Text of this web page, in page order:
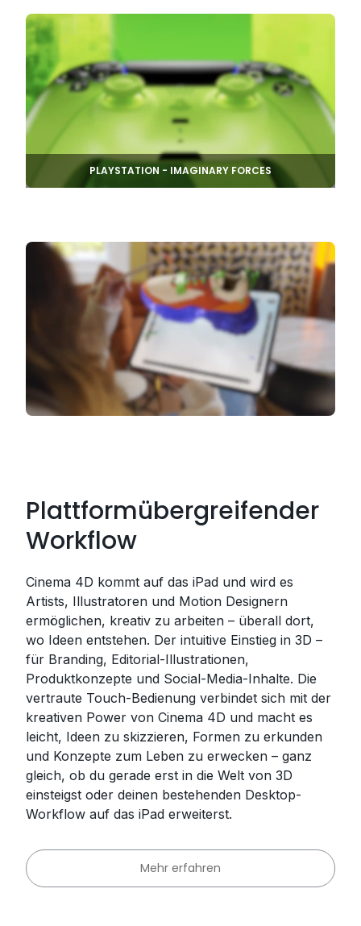
PLAYSTATION - IMAGINARY FORCES
Plattformübergreifender
Workflow
Cinema 4D kommt auf das iPad und wird es
Artists, Illustratoren und Motion Designern
ermöglichen, kreativ zu arbeiten – überall dort,
wo Ideen entstehen. Der intuitive Einstieg in 3D –
für Branding, Editorial-Illustrationen,
Produktkonzepte und Social-Media-Inhalte. Die
vertraute Touch-Bedienung verbindet sich mit der
kreativen Power von Cinema 4D und macht es
leicht, Ideen zu skizzieren, Formen zu erkunden
und Konzepte zum Leben zu erwecken – ganz
gleich, ob du gerade erst in die Welt von 3D
einsteigst oder deinen bestehenden Desktop-
Workflow auf das iPad erweiterst.
Mehr erfahren